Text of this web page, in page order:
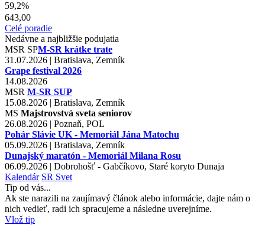
59,2%
643,00
Celé poradie
Nedávne a najbližšie podujatia
MSR SPM-SR krátke trate
31.07.2026 | Bratislava, Zemník
Grape festival 2026
14.08.2026
MSR M-SR SUP
15.08.2026 | Bratislava, Zemník
MS Majstrovstvá sveta seniorov
26.08.2026 | Poznaň, POL
Pohár Slávie UK - Memoriál Jána Matochu
05.09.2026 | Bratislava, Zemník
Dunajský maratón - Memoriál Milana Rosu
06.09.2026 | Dobrohošť - Gabčíkovo, Staré koryto Dunaja
Kalendár SR Svet
Tip od vás...
Ak ste narazili na zaujímavý článok alebo informácie, dajte nám o
nich vedieť, radi ich spracujeme a následne uverejníme.
Vlož tip